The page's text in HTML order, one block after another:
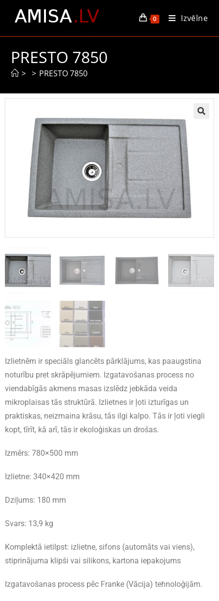
0 Izvēlne
PRESTO 7850
> > PRESTO 7850
Izlietnēm ir speciāls glancēts pārklājums, kas paaugstina
noturību pret skrāpējumiem. Izgatavošanas process no
viendabīgās akmens masas izslēdz jebkāda veida
mikroplaisas tās struktūrā. Izlietnes ir ļoti izturīgas un
praktiskas, neizmaina krāsu, tās ilgi kalpo. Tās ir ļoti viegli
kopt, tīrīt, kā arī, tās ir ekoloģiskas un drošas.
Izmērs: 780×500 mm
Izlietne: 340×420 mm
Dziļums: 180 mm
Svars: 13,9 kg
Komplektā ietilpst: izlietne, sifons (automāts vai viens),
stiprinājuma klipši vai silikons, kartona iepakojums
Izgatavošanas process pēc Franke (Vācija) tehnoloģijām.